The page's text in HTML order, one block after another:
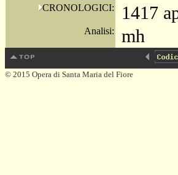
CRONOLOGICI:
1417
Analisi: mh
© 2015 Opera di Santa Maria del Fiore